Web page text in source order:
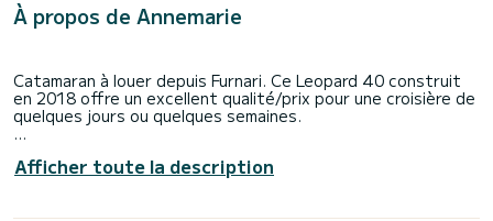
À propos de Annemarie
Catamaran à louer depuis Furnari. Ce Leopard 40 construit
en 2018 offre un excellent qualité/prix pour une croisière de
quelques jours ou quelques semaines.
de 12 mètres. Vous pourrez accueillir jusqu'à 10 personnes
Afficher toute la description